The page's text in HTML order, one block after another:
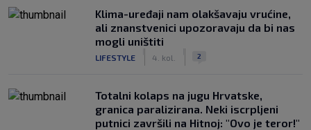
Klima-uređaji nam olakšavaju vrućine,
ali znanstvenici upozoravaju da bi nas
mogli uništiti
LIFESTYLE 4. kol. 2
Totalni kolaps na jugu Hrvatske,
granica paralizirana. Neki iscrpljeni
putnici završili na Hitnoj: "Ovo je teror!"